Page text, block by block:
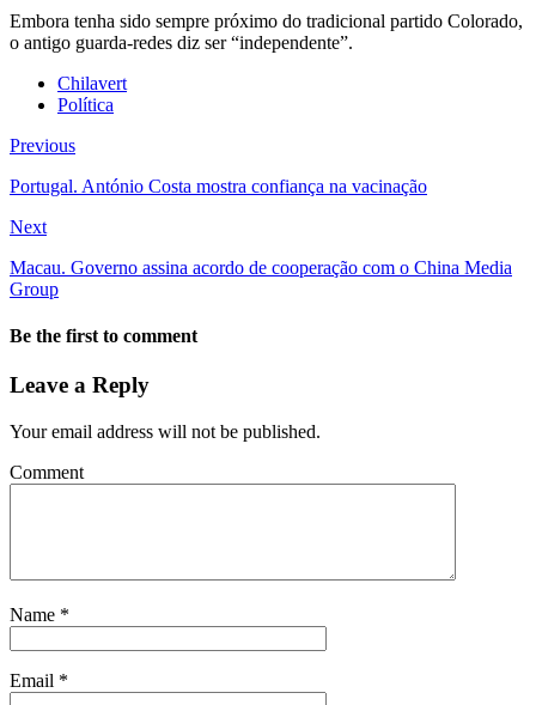
Embora tenha sido sempre próximo do tradicional partido Colorado,
o antigo guarda-redes diz ser “independente”.
Chilavert
Política
Previous
Portugal. António Costa mostra confiança na vacinação
Next
Macau. Governo assina acordo de cooperação com o China Media
Group
Be the first to comment
Leave a Reply
Your email address will not be published.
Comment
Name *
Email *